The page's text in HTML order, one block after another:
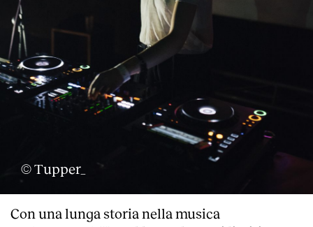
© Tupper_
Con una lunga storia nella musica